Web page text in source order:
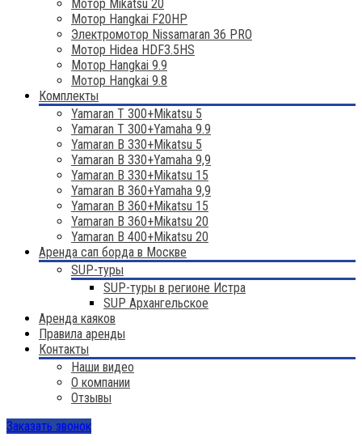
Мотор Mikatsu 20
Мотор Hangkai F20HP
Электромотор Nissamaran 36 PRO
Мотор Hidea HDF3.5HS
Мотор Hangkai 9.9
Мотор Hangkai 9.8
Комплекты
Yamaran T 300+Mikatsu 5
Yamaran T 300+Yamaha 9.9
Yamaran B 330+Mikatsu 5
Yamaran B 330+Yamaha 9,9
Yamaran B 330+Mikatsu 15
Yamaran B 360+Yamaha 9,9
Yamaran B 360+Mikatsu 15
Yamaran B 360+Mikatsu 20
Yamaran B 400+Mikatsu 20
Аренда сап борда в Москве
SUP-туры
SUP-туры в регионе Истра
SUP Архангельское
Аренда каяков
Правила аренды
Контакты
Наши видео
О компании
Отзывы
Заказать звонок